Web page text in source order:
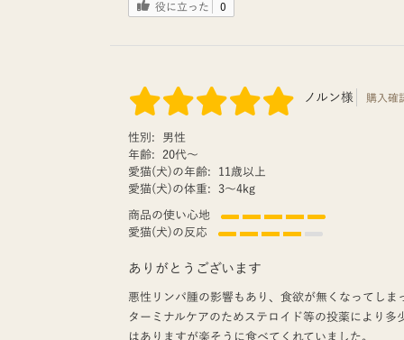
役に立った 0
ノルン様 購入確
性別:
男性
年齢:
20代〜
愛猫(犬)の年齢:
11歳以上
愛猫(犬)の体重:
3〜4kg
商品の使い心地
愛猫(犬)の反応
ありがとうございます
悪性リンパ腫の影響もあり、食欲が無くなってしま
ターミナルケアのためステロイド等の投薬により
はありますが楽そうに食べてくれていました。